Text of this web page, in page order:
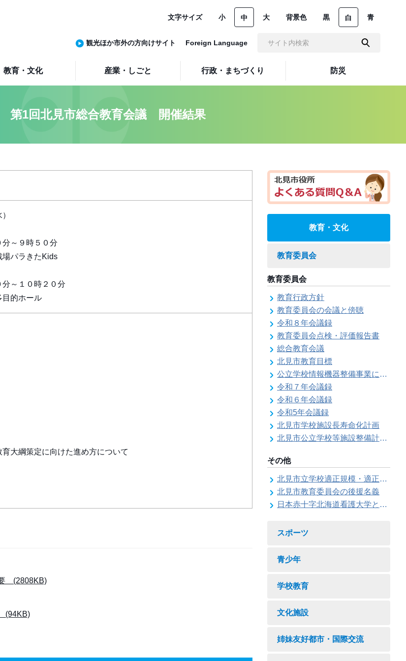
教育・文化 産業・しごと 行政・まちづくり 防災
文字サイズ 小 中 大 背景色 黒 白 青
観光ほか市外の方向けサイト Foreign Language
第1回北見市総合教育会議 開催結果
９時５０分
パラきたKids
～１０時２０分
的ホール
綱策定に向けた進め方について
要 (2808KB)
(94KB)
教育・文化
教育委員会
教育委員会
教育行政方針
教育委員会の会議と傍聴
令和８年会議録
教育委員会点検・評価報告書
総合教育会議
北見市教育目標
公立学校情報機器整備事業に係る各種計画の策定
令和７年会議録
令和６年会議録
令和5年会議録
北見市学校施設長寿命化計画
北見市公立学校等施設整備計画のお知らせ
その他
北見市立学校適正規模・適正配置検討委員会
北見市教育委員会の後援名義
日本赤十字北海道看護大学と北見市教育委員会との連携協力に関する協定の締結
スポーツ
青少年
学校教育
文化施設
姉妹友好都市・国際交流